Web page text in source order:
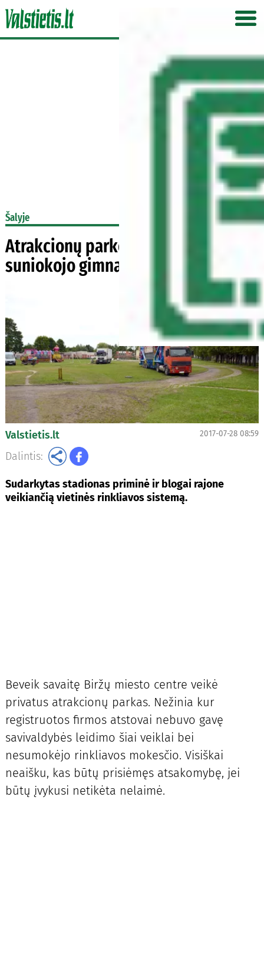
Šalyje
Atrakcionų parko technika
suniokojo gimnazijos stadioną
Valstietis.lt 2017-07-28 08:59
Dalintis:
Sudarkytas stadionas priminė ir blogai rajone
veikiančią vietinės rinkliavos sistemą.
Beveik savaitę Biržų miesto centre veikė
privatus atrakcionų parkas. Nežinia kur
registruotos firmos atstovai nebuvo gavę
savivaldybės leidimo šiai veiklai bei
nesumokėjo rinkliavos mokesčio. Visiškai
neaišku, kas būtų prisiėmęs atsakomybę, jei
būtų įvykusi netikėta nelaimė.